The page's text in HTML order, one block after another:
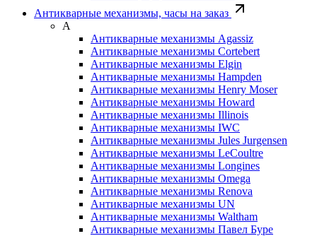
Антикварные механизмы, часы на заказ
А
Антикварные механизмы Agassiz
Антикварные механизмы Cortebert
Антикварные механизмы Elgin
Антикварные механизмы Hampden
Антикварные механизмы Henry Moser
Антикварные механизмы Howard
Антикварные механизмы Illinois
Антикварные механизмы IWC
Антикварные механизмы Jules Jurgensen
Антикварные механизмы LeCoultre
Антикварные механизмы Longines
Антикварные механизмы Omega
Антикварные механизмы Renova
Антикварные механизмы UN
Антикварные механизмы Waltham
Антикварные механизмы Павел Буре